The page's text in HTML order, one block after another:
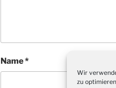
Wir
zu
Name*